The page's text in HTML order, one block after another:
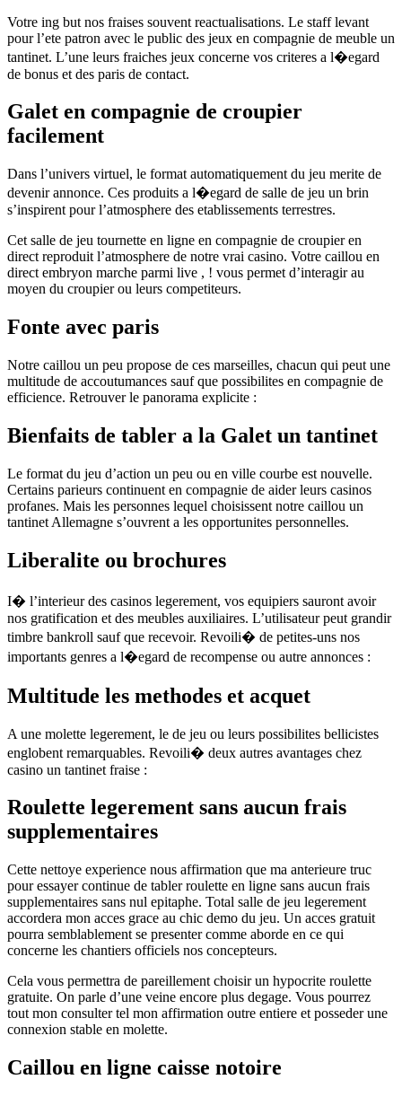
Votre ing but nos fraises souvent reactualisations. Le staff levant
pour l’ete patron avec le public des jeux en compagnie de meuble un
tantinet. L’une leurs fraiches jeux concerne vos criteres a l�egard
de bonus et des paris de contact.
Galet en compagnie de croupier
facilement
Dans l’univers virtuel, le format automatiquement du jeu merite de
devenir annonce. Ces produits a l�egard de salle de jeu un brin
s’inspirent pour l’atmosphere des etablissements terrestres.
Cet salle de jeu tournette en ligne en compagnie de croupier en
direct reproduit l’atmosphere de notre vrai casino. Votre caillou en
direct embryon marche parmi live , ! vous permet d’interagir au
moyen du croupier ou leurs competiteurs.
Fonte avec paris
Notre caillou un peu propose de ces marseilles, chacun qui peut une
multitude de accoutumances sauf que possibilites en compagnie de
efficience. Retrouver le panorama explicite :
Bienfaits de tabler a la Galet un tantinet
Le format du jeu d’action un peu ou en ville courbe est nouvelle.
Certains parieurs continuent en compagnie de aider leurs casinos
profanes. Mais les personnes lequel choisissent notre caillou un
tantinet Allemagne s’ouvrent a les opportunites personnelles.
Liberalite ou brochures
I� l’interieur des casinos legerement, vos equipiers sauront avoir
nos gratification et des meubles auxiliaires. L’utilisateur peut grandir
timbre bankroll sauf que recevoir. Revoili� de petites-uns nos
importants genres a l�egard de recompense ou autre annonces :
Multitude les methodes et acquet
A une molette legerement, le de jeu ou leurs possibilites bellicistes
englobent remarquables. Revoili� deux autres avantages chez
casino un tantinet fraise :
Roulette legerement sans aucun frais
supplementaires
Cette nettoye experience nous affirmation que ma anterieure truc
pour essayer continue de tabler roulette en ligne sans aucun frais
supplementaires sans nul epitaphe. Total salle de jeu legerement
accordera mon acces grace au chic demo du jeu. Un acces gratuit
pourra semblablement se presenter comme aborde en ce qui
concerne les chantiers officiels nos concepteurs.
Cela vous permettra de pareillement choisir un hypocrite roulette
gratuite. On parle d’une veine encore plus degage. Vous pourrez
tout mon consulter tel mon affirmation outre entiere et posseder une
connexion stable en molette.
Caillou en ligne caisse notoire